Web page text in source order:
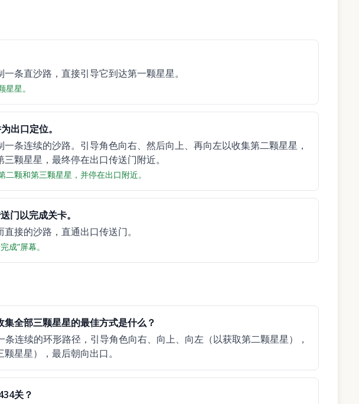
条直沙路，直接引导它到达第一颗星星。
星。
出口定位。
条连续的沙路。引导角色向右、然后向上、再向左以收集第二颗星星，
颗星星，最终停在出口传送门附近。
颗和第三颗星星，并停在出口附近。
门以完成关卡。
接的沙路，直通出口传送门。
成”屏幕。
全部三颗星星的最佳方式是什么？
连续的环形路径，引导角色向右、向上、向左（以获取第二颗星星），
星星），最后朝向出口。
关？